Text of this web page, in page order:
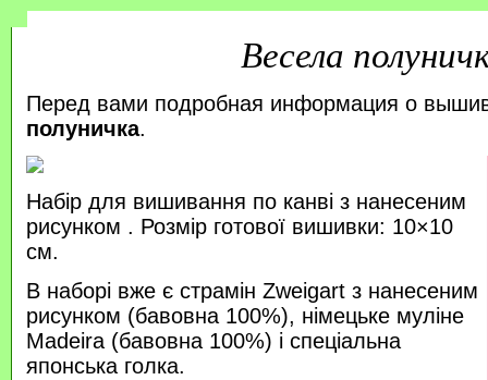
Весела
Перед вами подробная информация о
полуничка.
Набір для вишивання по канві з нанесеним
рисунком . Розмір готової вишивки: 10×10
см.
В наборі вже є страмін Zweigart з нанесеним
рисунком (бавовна 100%), німецьке муліне
Madeira (бавовна 100%) і спеціальна
японська голка.